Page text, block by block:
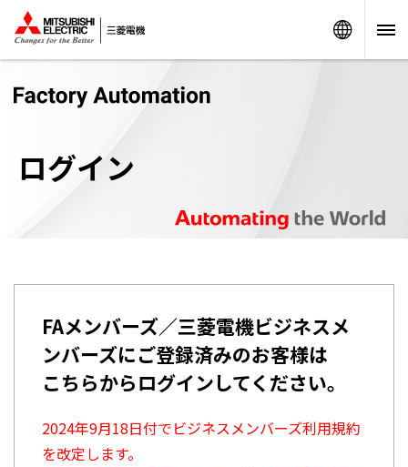
ログイン
FAメンバーズ／三菱電機ビジネスメ
ンバーズにご登録済みのお客様は
こちらからログインしてください。
2024年9月18日付でビジネスメンバーズ利用規約
を改定します。